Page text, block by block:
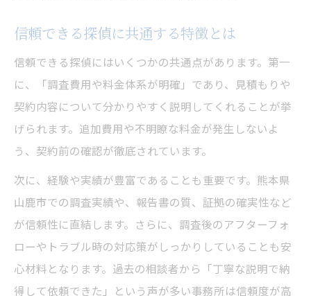
探偵選びで重視すべき判断基準まとめ
信頼できる探偵に共通する特徴とは
信頼できる探偵にはいくつかの共通点があります。第一
に、「調査費用や料金体系が明確」であり、見積もりや
契約内容について分かりやすく説明してくれることが挙
げられます。追加費用や不明瞭な料金が発生しないよ
う、契約前の確認が徹底されています。
次に、経験や実績が豊富であることも重要です。熊本県
山鹿市での調査実績や、報告書の質、証拠の確実性など
が信頼性に直結します。さらに、調査後のアフターフォ
ローやトラブル時の対応策がしっかりしていることも安
心材料となります。過去の相談者から「丁寧な説明で納
得して依頼できた」という声が多い事務所は信頼度が高